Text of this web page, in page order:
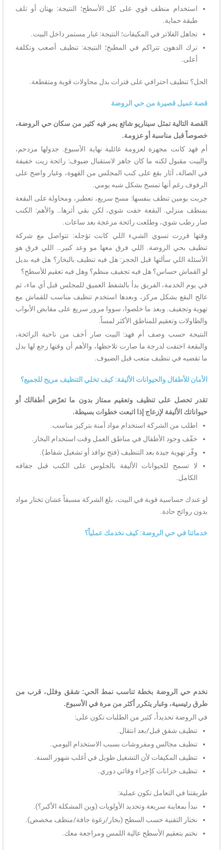
استخدام منظف قوي على كل الأسطح؛ النتيجة: بهتان أو تلف
طبقة حماية.
تجاهل الفلاتر في المكيفات؛ النتيجة: غبار مستمر داخل البيت.
ترك الدهون تتراكم في المطبخ؛ النتيجة: تنظيف أصعب وتكلفة
أعلى.
الحل؟ تنظيف احترافي على فترات بدل محاولات قوية ومتقطعة.
قصة عميل قصيرة من حي الروضة
القصة التالية تمثل سيناريو شائع يمر فيه كثير من سكان حي الروضة،
خصوصاً قبل مناسبة أو عزومة.
أم فهد كانت مجهزة لعزومة عائلية نهاية الأسبوع. جدولها مزدحم،
والبيت مقبول لكنه ما كان جاهز لاستقبال ضيوف: رائحة زيت خفيفة
في الصالة، آثار بقع على كنب المجلس من القهوة، وغبار واضح على
الرفوف رغم أنها تمسح بشكل شبه يومي.
جربت يومين تنظف بنفسها: مسح سريع، تعطير، ومحاولة على البقعة
بمنظف منزلي. البقعة خفت شوي، لكن بقي أثرها… والأهم: الكنب
صار رطب شوي، وطلعت رائحة مزعجة بعد ساعات.
وقتها قررت تسوي الشيء اللي كانت تؤجله: تتواصل مع شركة
تنظيف بحي الروضة. اللي فرق معها مو وعد كبير… اللي فرق هو
الأسئلة اللي سألتها قبل الحجز: هل فيه تنظيف بالبخار؟ هل فيه بديل
لو القماش حساس؟ هل فيه تجفيف منظم؟ وهل فيه تعقيم للأسطح؟
في يوم الخدمة، الفريق بدأ بالشفط العميق للمجلس قبل أي ماء، ثم
عالج البقع بشكل مركز، وبعدها استخدم تنظيف مناسب للقماش مع
تهوية وتجفيف. وبعد ما خلصوا، سووا مرور سريع على مقابض الأبواب
والطاولات وتعقيم للمناطق الأكثر لمساً.
النتيجة حسب وصف أم فهد: البيت صار أخف من ناحية الرائحة،
والبقعة اختفت لدرجة ما صارت تلاحظها، والأهم أن وقتها رجع لها بدل
ما تقضيه في تنظيف متعب قبل الضيوف.
الأمان للأطفال والحيوانات الأليفة: كيف تخلي التنظيف مريح للجميع؟
تقدر تحصل على تنظيف وتعقيم ممتاز بدون ما تعرّض أطفالك أو
حيواناتك الأليفة لإزعاج إذا اتبعت خطوات بسيطة.
اطلب من الشركة استخدام مواد آمنة بتركيز مناسب.
خفّف وجود الأطفال في مناطق العمل وقت استخدام البخار.
وفّر تهوية جيدة بعد التنظيف (فتح نوافذ أو تشغيل شفاط).
لا تسمح للحيوانات الأليفة بالجلوس على الكنب قبل جفافه
الكامل.
لو عندك حساسية قوية في البيت، بلغ الشركة مسبقاً عشان تختار مواد
بدون روائح حادة.
خدماتنا في حي الروضة: كيف نخدمك عملياً؟
نخدم حي الروضة بخطة تناسب نمط الحي: شقق وفلل، قرب من
طرق رئيسية، وغبار يتكرر أكثر من مرة في الأسبوع.
في الروضة تحديداً، كثير من الطلبات تكون على:
تنظيف شقق قبل/بعد انتقال.
تنظيف مجالس ومفروشات بسبب الاستخدام اليومي.
تنظيف المكيفات لأن التشغيل طويل في أغلب شهور السنة.
تنظيف خزانات كإجراء وقائي دوري.
طريقتنا في التعامل تكون عملية:
نبدأ بمعاينة سريعة وتحديد الأولويات (وين المشكلة الأكبر؟).
نختار التقنية حسب السطح (بخار/رغوة جافة/منظف مخصص).
نختم بتعقيم الأسطح عالية اللمس ومراجعة معك.